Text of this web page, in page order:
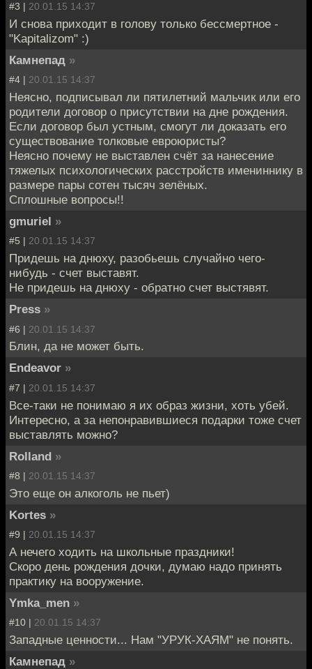
#3 | 20.01.15 14:37
И снова приходит в голову только бессмертное -
"Kapitalizom" :)
Камнепад »
#4 | 20.01.15 14:37
Неясно, подписывал ли пятилетний мальчик или его
родители договор о присутствии на дне рождения.
Если договор был устным, смогут ли доказать его
существование толковые евроюристы?
Неясно почему не выставлен счёт за нанесение
тяжелых психологических расстройств имениннику в
размере пары сотен тысяч зелёных.
Сплошные вопросы!!
gmuriel »
#5 | 20.01.15 14:37
Придешь на днюху, разобьешь случайно чего-
нибудь - счет выставят.
Не придешь на днюху - обратно счет выстявят.
Press »
#6 | 20.01.15 14:37
Блин, да не может быть.
Endeavor »
#7 | 20.01.15 14:37
Все-таки не понимаю я их образ жизни, хоть убей.
Интересно, а за непонравившиеся подарки тоже счет
выставлять можно?
Rolland »
#8 | 20.01.15 14:37
Это еще он алкоголь не пьет)
Kortes »
#9 | 20.01.15 14:37
А нечего ходить на школьные праздники!
Скоро день рождения дочки, думаю надо принять
практику на вооружение.
Ymka_men »
#10 | 20.01.15 14:37
Западные ценности... Нам "УРУК-ХАЯМ" не понять.
Камнепад »